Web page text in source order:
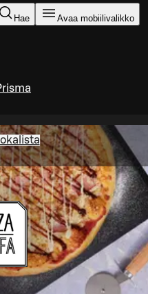
Hae Avaa mobiilivalikko